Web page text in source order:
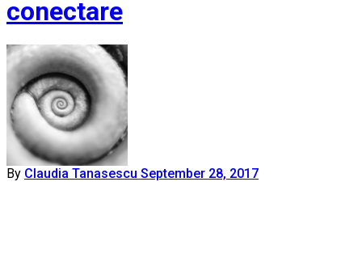
conectare
By Claudia Tanasescu September 28, 2017